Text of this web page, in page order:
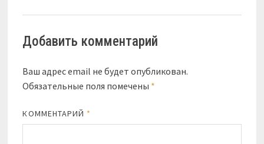
Добавить комментарий
Ваш адрес email не будет опубликован.
Обязательные поля помечены *
КОММЕНТАРИЙ *